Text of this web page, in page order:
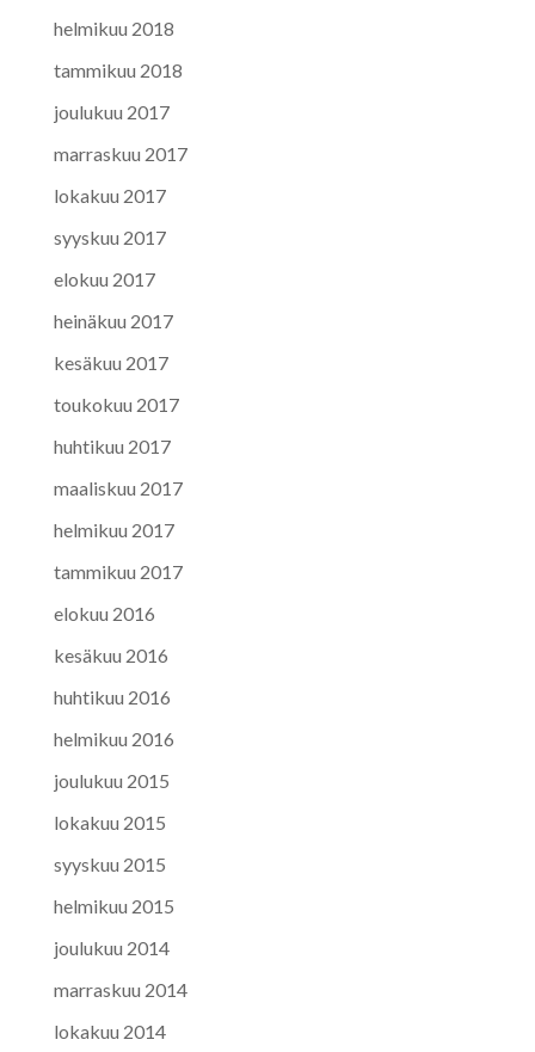
helmikuu 2018
tammikuu 2018
joulukuu 2017
marraskuu 2017
lokakuu 2017
syyskuu 2017
elokuu 2017
heinäkuu 2017
kesäkuu 2017
toukokuu 2017
huhtikuu 2017
maaliskuu 2017
helmikuu 2017
tammikuu 2017
elokuu 2016
kesäkuu 2016
huhtikuu 2016
helmikuu 2016
joulukuu 2015
lokakuu 2015
syyskuu 2015
helmikuu 2015
joulukuu 2014
marraskuu 2014
lokakuu 2014